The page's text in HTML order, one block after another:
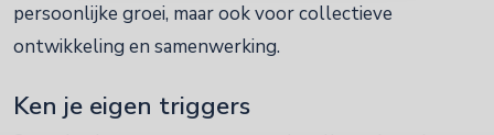
persoonlijke groei, maar ook voor collectieve
ontwikkeling en samenwerking.
Ken je eigen triggers